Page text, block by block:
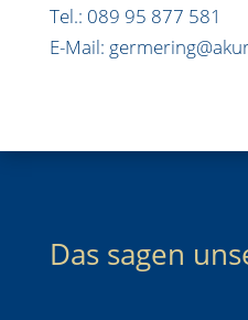
Tel.: 089 95 877 581
E-Mail:
Das sagen